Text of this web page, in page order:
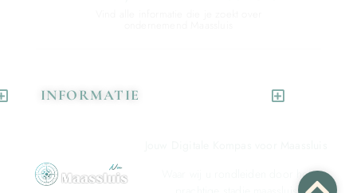
INFORMATIE
Waar wij u rondleiden door het